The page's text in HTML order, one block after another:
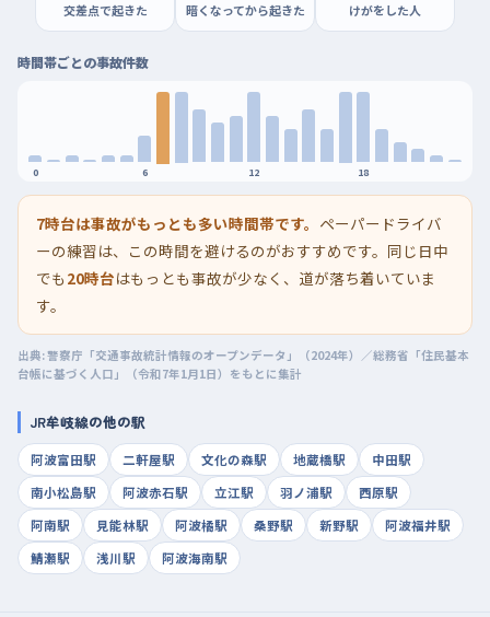
交差点で起きた 暗くなってから起きた けがをした人
時間帯ごとの事故件数
0 6 12 18
7時台は事故がもっとも多い時間帯です。 ペーパードライバ
ーの練習は、この時間を避けるのがおすすめです。同じ日中
でも 20時台はもっとも事故が少なく、道が落ち着いていま
す。
出典: 警察庁「交通事故統計情報のオープンデータ」（2024年）／総務省「住民基本
台帳に基づく人口」（令和7年1月1日）をもとに集計
JR牟岐線の他の駅
阿波富田駅 二軒屋駅 文化の森駅 地蔵橋駅
中田駅
南小松島駅
阿波赤石駅 立江駅 羽ノ浦駅
西原駅
阿南駅
見能林駅 阿波橘駅 桑野駅 新野駅
阿波福井駅
鯖瀬駅
浅川駅 阿波海南駅